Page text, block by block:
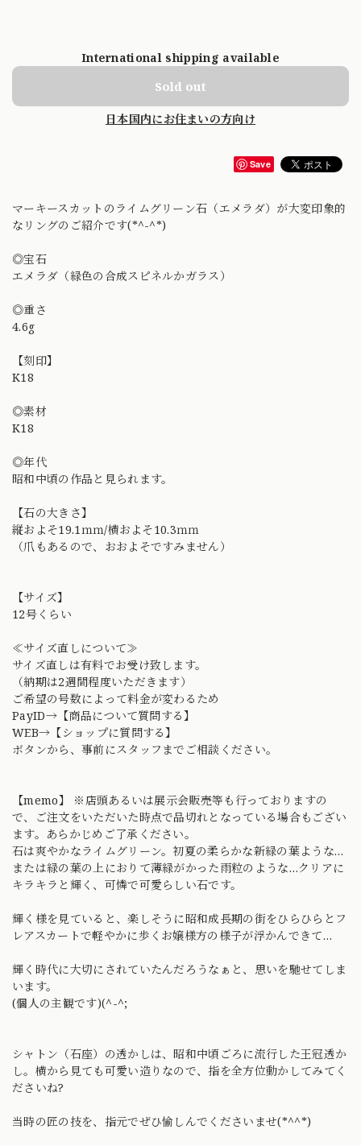
International shipping available
Sold out
日本国内にお住まいの方向け
Save
マーキースカットのライムグリーン石（エメラダ）が大変印象的
なリングのご紹介です(*^-^*)
◎宝石
エメラダ（緑色の合成スピネルかガラス）
◎重さ
4.6g
【刻印】
K18
◎素材
K18
◎年代
昭和中頃の作品と見られます。
【石の大きさ】
縦およそ19.1ｍｍ/横およそ10.3ｍｍ
（爪もあるので、おおよそですみません）
【サイズ】
12号くらい
≪サイズ直しについて≫
サイズ直しは有料でお受け致します。
（納期は2週間程度いただきます）
ご希望の号数によって料金が変わるため
PayID→【商品について質問する】
WEB→【ショップに質問する】
ボタンから、事前にスタッフまでご相談ください。
【memo】 ※店頭あるいは展示会販売等も行っておりますの
で、ご注文をいただいた時点で品切れとなっている場合もござい
ます。あらかじめご了承ください。
石は爽やかなライムグリーン。初夏の柔らかな新緑の葉ような…
または緑の葉の上におりて薄緑がかった雨粒のような…クリアに
キラキラと輝く、可憐で可愛らしい石です。
輝く様を見ていると、楽しそうに昭和成長期の街をひらひらとフ
レアスカートで軽やかに歩くお嬢様方の様子が浮かんできて…
輝く時代に大切にされていたんだろうなぁと、思いを馳せてしま
います。
(個人の主観です)(^-^;
シャトン（石座）の透かしは、昭和中頃ごろに流行した王冠透か
し。横から見ても可愛い造りなので、指を全方位動かしてみてく
ださいね?
当時の匠の技を、指元でぜひ愉しんでくださいませ(*^^*)